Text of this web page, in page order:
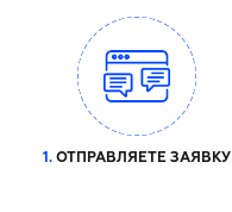
1. ОТПРАВЛЯЕТЕ ЗАЯВКУ